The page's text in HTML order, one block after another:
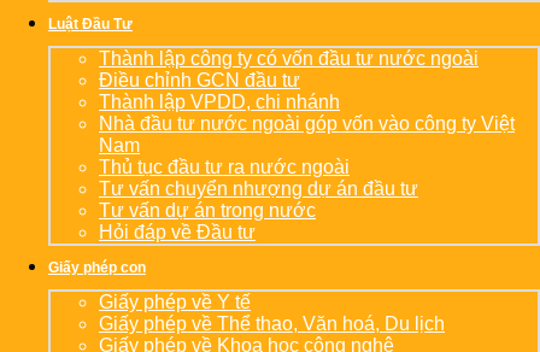
Luật Đầu Tư
Thành lập công ty có vốn đầu tư nước ngoài
Điều chỉnh GCN đầu tư
Thành lập VPDD, chi nhánh
Nhà đầu tư nước ngoài góp vốn vào công ty Việt
Nam
Thủ tục đầu tư ra nước ngoài
Tư vấn chuyển nhượng dự án đầu tư
Tư vấn dự án trong nước
Hỏi đáp về Đầu tư
Giấy phép con
Giấy phép về Y tế
Giấy phép về Thể thao, Văn hoá, Du lịch
Giấy phép về Khoa học công nghệ